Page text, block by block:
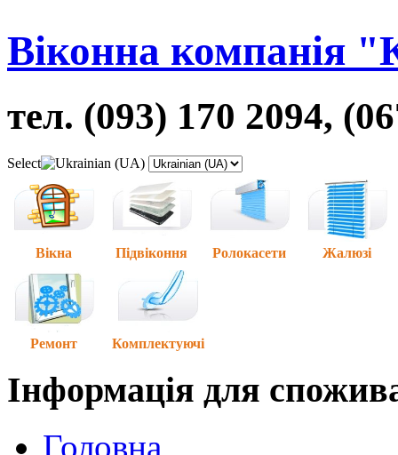
Віконна компанія
тел. (093) 170 2094,
Select
Вікна Підвіконня Ролокасети Жалюзі
Ремонт Комплектуючі
Інформація для
Головна